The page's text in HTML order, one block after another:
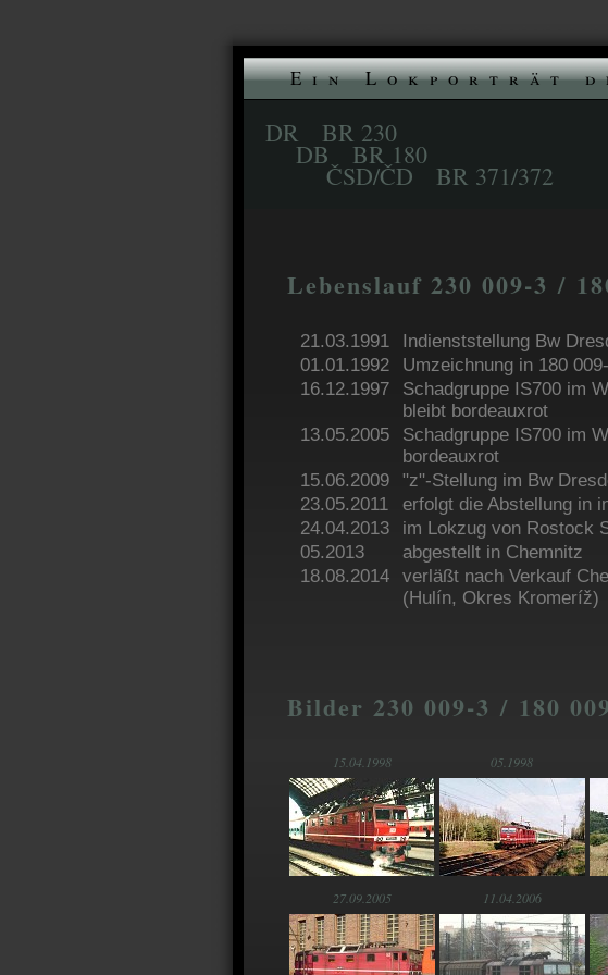
Ein Lokporträt
DR BR 230
DB BR 180
ČSD/ČD BR 371/372
Lebenslauf 230 009-3 /
21.03.1991
Indienststellung Bw
01.01.1992
Umzeichnung in 180
16.12.1997
Schadgruppe IS700 im
bleibt bordeauxrot
13.05.2005
Schadgruppe IS700 im
bordeauxrot
15.06.2009
"z"-Stellung im Bw
23.05.2011
erfolgt die Abstellung in
24.04.2013
im Lokzug von Rostock
05.2013
abgestellt in Chemnitz
18.08.2014
verläßt nach Verkauf
(Hulín, Okres Kromeríž)
Bilder 230 009-3 / 180
15.04.1998 05.1998
27.09.2005 11.04.2006